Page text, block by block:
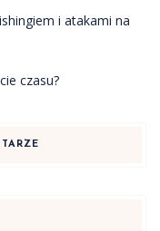
i atakami na
czasu?